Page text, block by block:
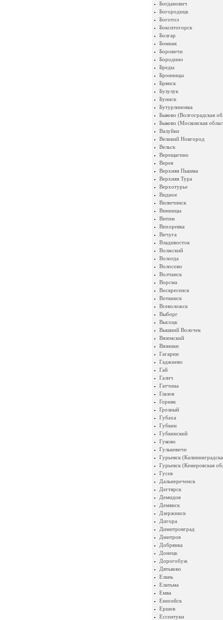
Богданович
Богородицк
Боготол
Бокситогорск
Болгар
Бомнак
Боровичи
Бородино
Бреды
Бронницы
Брянск
Бузулук
Буинск
Бутурлиновка
Быково (Волгоградская
Быково (Московская
Валуйки
Великий Новгород
Вельск
Верещагино
Верея
Верхняя Пышма
Верхняя Тура
Верхотурье
Видное
Вилючинск
Винницы
Витим
Вихоревка
Вичуга
Владивосток
Волжский
Вологда
Волосово
Волчанск
Ворсма
Воскресенск
Воткинск
Всеволожск
Выборг
Высоцк
Вышний Волочек
Вяземский
Вязники
Гагарин
Гаджиево
Гай
Галич
Гатчина
Глазов
Горняк
Грозный
Губаха
Губкин
Губкинский
Гуково
Гулькевичи
Гурьевск
Гурьевск (Кемеровская
Гусев
Дальнереченск
Дегтярск
Демидов
Демянск
Дзержинск
Дигора
Димитровград
Дмитров
Добрянка
Донецк
Дорогобуж
Дятьково
Елань
Елатьма
Емва
Енисейск
Ершов
Ессентуки